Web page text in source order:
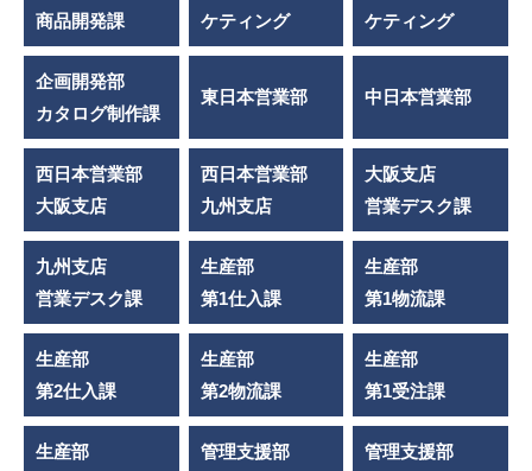
商品開発課
ケティング
ケティング
企画開発部
カタログ制作課
東日本営業部 中日本営業部
西日本営業部
大阪支店
西日本営業部
九州支店
大阪支店
営業デスク課
九州支店
営業デスク課
生産部
第1仕入課
生産部
第1物流課
生産部
第2仕入課
生産部
第2物流課
生産部
第1受注課
生産部
管理支援部
管理支援部